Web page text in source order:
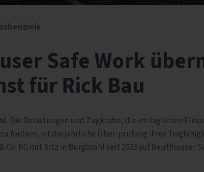
Safe Work
für Rick Bau
Die Belastungen und Zugkräfte, die im täglichen
fördern, ist die jährliche Über-prüfung ihrer
Co. KG mit Sitz in Burgbrohl seit 2023 auf Beutlhauser